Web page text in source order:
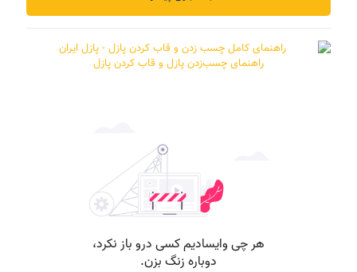
راهنمای چسب‌زدن پازل و قاب کردن پازل